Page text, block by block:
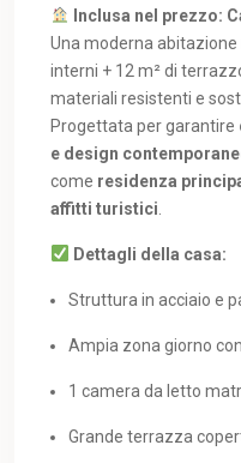
Inclusa nel prezzo:
Una moderna abitazione
interni + 12 m² di
materiali resistenti e
Progettata per garantire
e design
come residenza
affitti turistici
Dettagli della casa:
Struttura in acciaio e
Ampia zona giorno
1 camera da letto
Grande terrazza